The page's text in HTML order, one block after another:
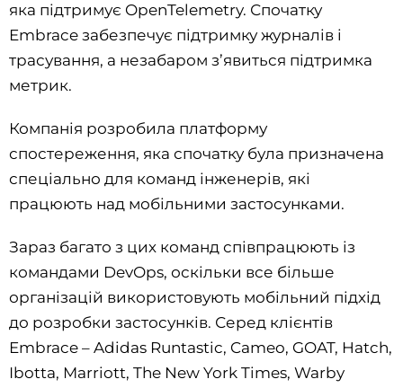
яка підтримує OpenTelemetry. Спочатку
Embrace забезпечує підтримку журналів і
трасування, а незабаром з’явиться підтримка
метрик.
Компанія розробила платформу
спостереження, яка спочатку була призначена
спеціально для команд інженерів, які
працюють над мобільними застосунками.
Зараз багато з цих команд співпрацюють із
командами DevOps, оскільки все більше
організацій використовують мобільний підхід
до розробки застосунків. Серед клієнтів
Embrace – Adidas Runtastic, Cameo, GOAT, Hatch,
Ibotta, Marriott, The New York Times, Warby